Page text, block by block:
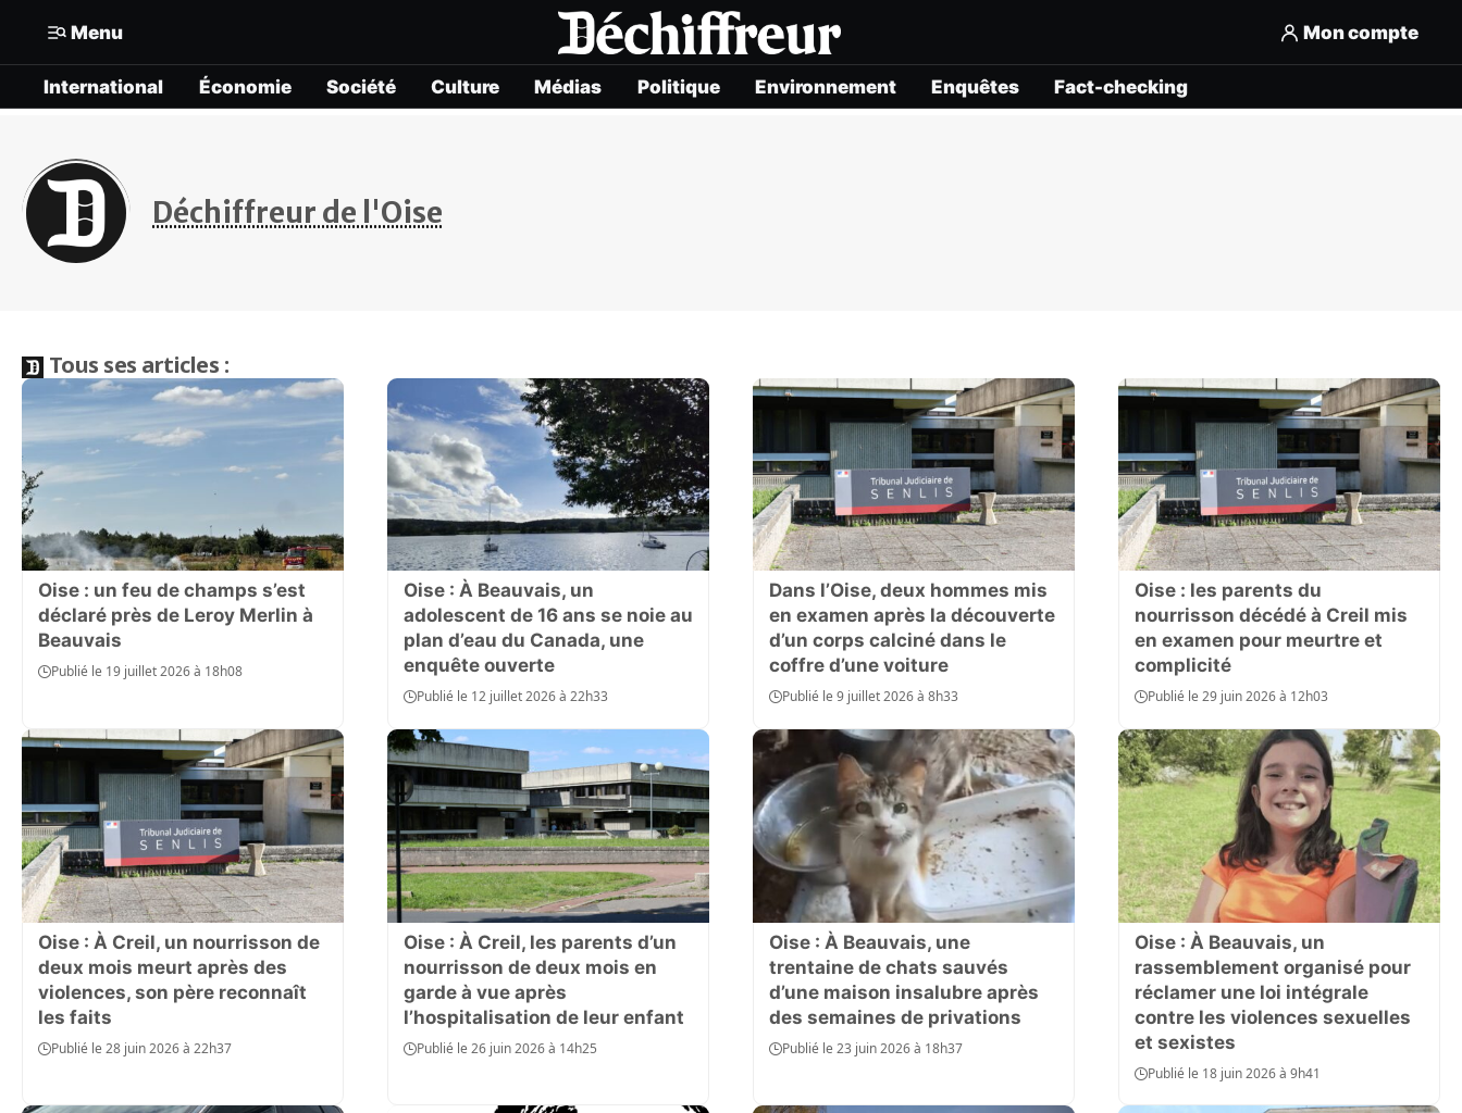
Menu Mon compte
International Économie Société Culture Médias Politique Environnement Enquêtes Fact-checking
International
Économie
Politique
Culture
Environnement
À propos
Abonnement
Qui sommes-nous ?
Nous contacter
Charte de confiance
Conditions Générales d'Utilisation
Politique de confidentialité
Plan du site
Mon compte
N° Compte :
Gérer mes informations
Mon abonnement
Mes newsletters
Offrir un abonnement gratuit
Contacter la rédaction
Aide
Déchiffreur de l'Oise
Tous ses articles :
Oise : un feu de champs s’est
déclaré près de Leroy Merlin à
Beauvais
Publié le 19 juillet 2026 à 18h08
Oise : À Beauvais, un
adolescent de 16 ans se noie au
plan d’eau du Canada, une
enquête ouverte
Publié le 12 juillet 2026 à 22h33
Dans l’Oise, deux hommes mis
en examen après la découverte
d’un corps calciné dans le
coffre d’une voiture
Publié le 9 juillet 2026 à 8h33
Oise : les parents du
nourrisson décédé à Creil mis
en examen pour meurtre et
complicité
Publié le 29 juin 2026 à 12h03
Oise : À Creil, un nourrisson de
deux mois meurt après des
violences, son père reconnaît
les faits
Publié le 28 juin 2026 à 22h37
Oise : À Creil, les parents d’un
nourrisson de deux mois en
garde à vue après
l’hospitalisation de leur enfant
Publié le 26 juin 2026 à 14h25
Oise : À Beauvais, une
trentaine de chats sauvés
d’une maison insalubre après
des semaines de privations
Publié le 23 juin 2026 à 18h37
Oise : À Beauvais, un
rassemblement organisé pour
réclamer une loi intégrale
contre les violences sexuelles
et sexistes
Publié le 18 juin 2026 à 9h41